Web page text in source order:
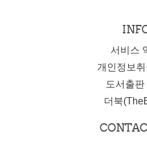
서비스
개인정보
도서출판
더북